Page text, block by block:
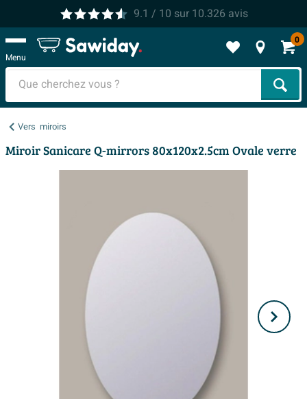
9.1 / 10 sur 10.326 avis
Menu
0
Vers miroirs
Miroir Sanicare Q-mirrors 80x120x2.5cm Ovale verre